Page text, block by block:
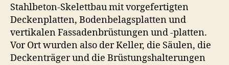
Stahlbeton-Skelettbau mit vorgefertigten
Deckenplatten, Bodenbelagsplatten und
vertikalen Fassadenbrüstungen und -platten.
Vor Ort wurden also der Keller, die Säulen, die
Deckenträger und die Brüstungshalterungen